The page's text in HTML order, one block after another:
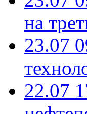
на
23.07
22.07